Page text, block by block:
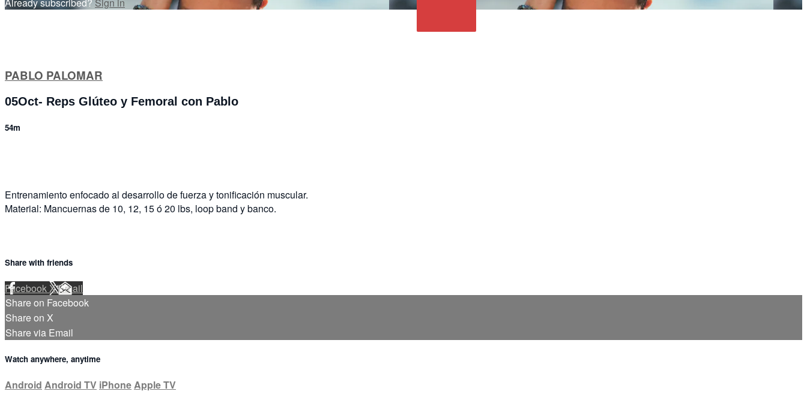
Already subscribed? Sign in
PABLO PALOMAR
05Oct- Reps Glúteo y Femoral con Pablo
54m
Entrenamiento enfocado al desarrollo de fuerza y tonificación muscular.
Material: Mancuernas de 10, 12, 15 ó 20 lbs, loop band y banco.
Share with friends
FacebookXEmail
Share on Facebook
Share on X
Share via Email
Watch anywhere, anytime
Android Android TV iPhoneApple TV